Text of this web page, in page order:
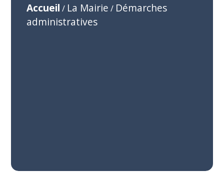
Accueil / La Mairie / Démarches
administratives